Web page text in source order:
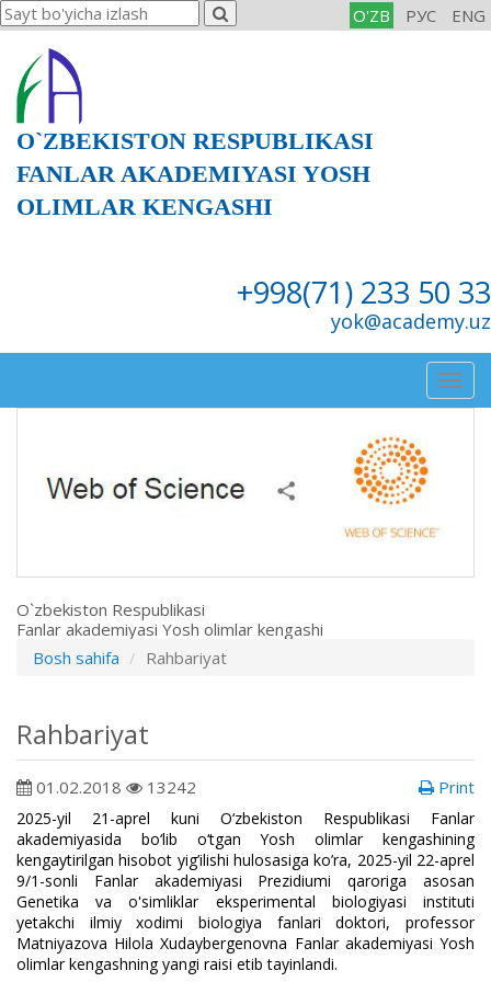
O'ZB РУС ENG
O`ZBEKISTON RESPUBLIKASI
FANLAR AKADEMIYASI YOSH
OLIMLAR KENGASHI
+998(71) 233 50 33
yok@academy.uz
O`zbekiston Respublikasi
Fanlar akademiyasi Yosh olimlar kengashi
Bosh sahifa
Rahbariyat
Rahbariyat
01.02.2018 13242 Print
2025-yil 21-aprel kuni O‘zbekiston Respublikasi Fanlar
akademiyasida bo‘lib o‘tgan Yosh olimlar kengashining
kengaytirilgan hisobot yig’ilishi hulosasiga ko’ra, 2025-yil 22-aprel
9/1-sonli Fanlar akademiyasi Prezidiumi qaroriga asosan
Genetika va o'simliklar eksperimental biologiyasi instituti
yetakchi ilmiy xodimi biologiya fanlari doktori, professor
Matniyazova Hilola Xudaybergenovna Fanlar akademiyasi Yosh
olimlar kengashning yangi raisi etib tayinlandi.